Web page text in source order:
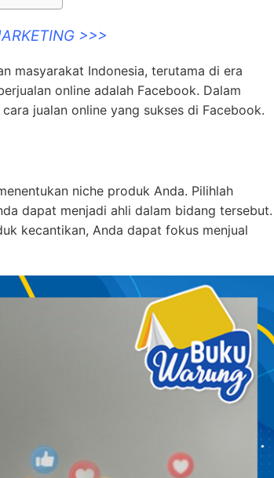
>>>
masyarakat Indonesia, terutama di era
online adalah Facebook. Dalam
jualan online yang sukses di Facebook.
niche produk Anda. Pilihlah
dapat menjadi ahli dalam bidang tersebut.
kecantikan, Anda dapat fokus menjual